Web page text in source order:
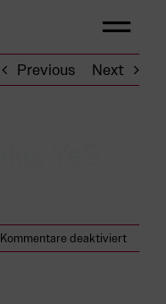
Previous
Next
Kommentare deaktiviertfür
Nadia